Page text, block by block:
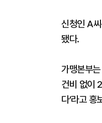
신청인 A
됐다.
가맹본부
건비 없이
다’라고 홍